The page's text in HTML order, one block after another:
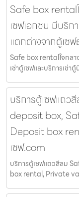
Safe box rental
เซฟเอกชน มีบริก
แตกต่างจากตู้เซ
Safe box rentalใจกลา
เช่าตู้เซฟและบริการเช่
บริการตู้เซฟแถว
deposit box,
Deposit box
เซฟ.com
บริการตู้เซฟแถวสีลม
box rental, Private